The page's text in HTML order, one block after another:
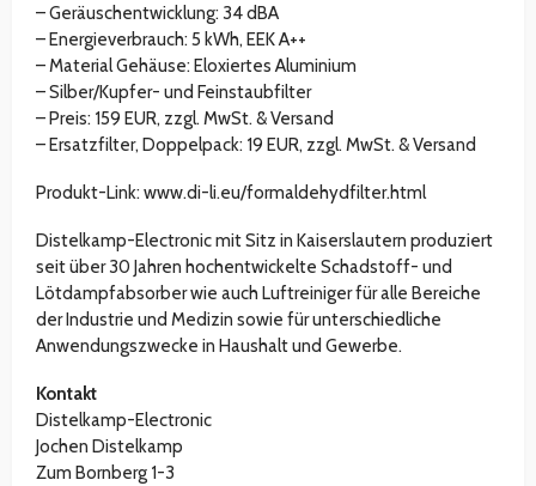
– Geräuschentwicklung: 34 dBA
– Energieverbrauch: 5 kWh, EEK A++
– Material Gehäuse: Eloxiertes Aluminium
– Silber/Kupfer- und Feinstaubfilter
– Preis: 159 EUR, zzgl. MwSt. & Versand
– Ersatzfilter, Doppelpack: 19 EUR, zzgl. MwSt. & Versand
Produkt-Link: www.di-li.eu/formaldehydfilter.html
Distelkamp-Electronic mit Sitz in Kaiserslautern produziert
seit über 30 Jahren hochentwickelte Schadstoff- und
Lötdampfabsorber wie auch Luftreiniger für alle Bereiche
der Industrie und Medizin sowie für unterschiedliche
Anwendungszwecke in Haushalt und Gewerbe.
Kontakt
Distelkamp-Electronic
Jochen Distelkamp
Zum Bornberg 1-3